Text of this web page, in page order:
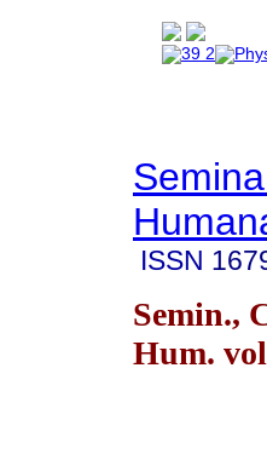
ISSN
Semin.,
Hum.